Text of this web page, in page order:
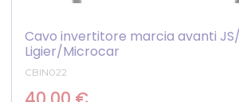
Cavo invertitore marcia avanti
Ligier/Microcar
CBIN022